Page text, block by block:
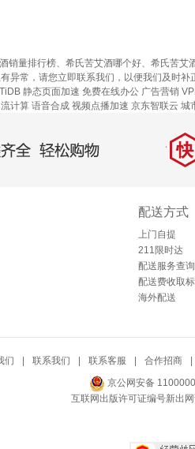
销量排行榜、希氏苦艾酒哪个好、希氏苦
异常，请您立即联系我们，以便我们及时补
静态页面加速 免费在线办公 广告营销
流计算 语音合成 视频点播加速 京东智联云 城
全，轻松购物 快
配送方式
上门自提
211限时达
配送服务查询
配送费收取
海外配送
们 联系我们 联系客服 合作招商
京公网安备
互联网出版许可证编号新出